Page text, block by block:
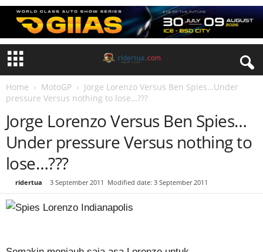
Home MotoGP
Jorge Lorenzo Versus Ben Spies…Under
pressure Versus nothing to lose…???
Jorge Lorenzo Versus Ben Spies…
Under pressure Versus nothing to
lose…???
ridertua 3 September 2011 Modified date: 3 September 2011